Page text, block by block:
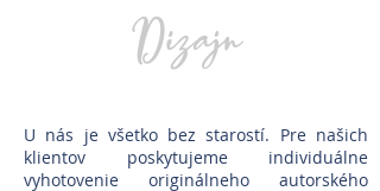
Dizajn
U nás je všetko bez starostí. Pre našich
klientov poskytujeme individuálne
vyhotovenie originálneho autorského